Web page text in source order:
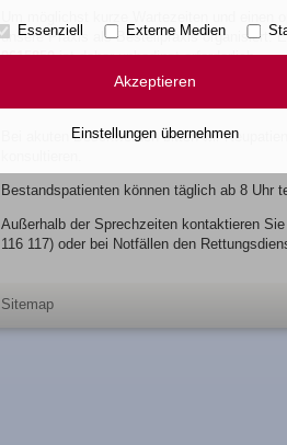
Um möglichst kurze Wartezeiten und einen
unsere Praxis als Bestellpraxis organisiert.
9615850 ist daher unbedingt erforderlich.
Bei akuten Beschwerden bitten wir
Bestandspatienten können täglich ab 8 Uhr
Außerhalb der Sprechzeiten kontaktieren
116 117) oder bei Notfällen den
Sitemap
Essenziell Externe Medien
Akzeptieren
Einstellungen übernehmen